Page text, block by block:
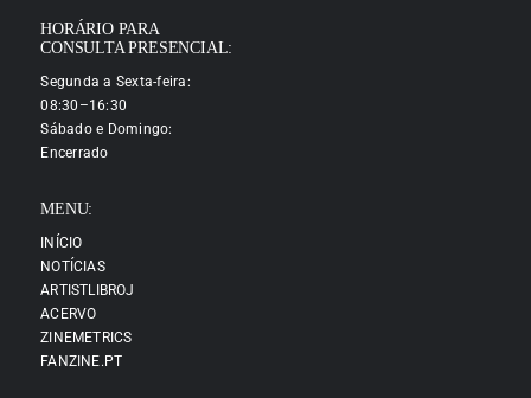
HORÁRIO PARA
CONSULTA PRESENCIAL:
Segunda a Sexta-feira:
08:30–16:30
Sábado e Domingo:
Encerrado
MENU:
INÍCIO
NOTÍCIAS
ARTISTLIBROJ
ACERVO
ZINEMETRICS
FANZINE.PT